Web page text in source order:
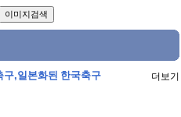
구,일본화된 한국축구 더보기